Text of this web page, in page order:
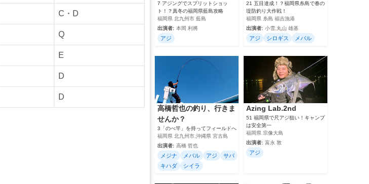
C・D
Q
E
D
D
7 アジングでスプリットショッ
ト！？真冬の福岡県藍島攻略
福岡県 北九州市 藍島
出演者: 本岡 利將
アジ
21 五目達成！？福岡県糸島で春の
堤防釣り大作戦！
福岡県 糸島 福吉漁港
出演者: 小雪,丸山 雄基
アジ シロギス メバル
高橋哲也の釣り、行きま
せんか？
3「のべ竿」を持ってフィールドへ
福岡県 北九州市,沖縄県 宮古島
出演者: 高橋 哲也
メジナ メバル アジ
サバ
キハダ
シイラ
Azing Lab.2nd
51 福岡県で尺アジ狙い！キャンプ
は安全第一
福岡県 宗像大島
出演者: 富永 敦
アジ